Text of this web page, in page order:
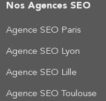
Nos Agences SEO
Agence SEO Paris
Agence SEO Lyon
Agence SEO Lille
Agence SEO Toulouse